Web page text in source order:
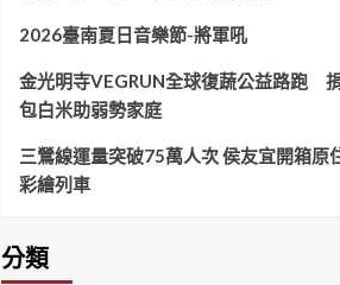
2026臺南夏日音樂節-將軍吼
金光明寺VEGRUN全球復蔬公益路跑
包白米助弱勢家庭
三鶯線運量突破75萬人次 侯友宜開箱原
彩繪列車
分類